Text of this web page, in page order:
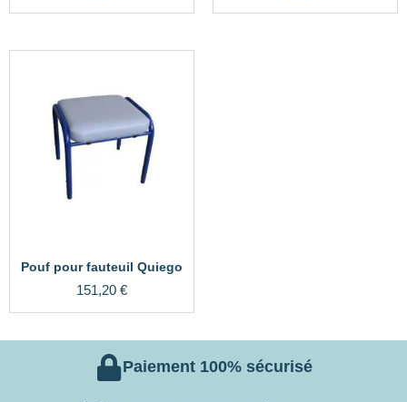
Pouf pour fauteuil Quiego
151,20 €
Paiement 100% sécurisé